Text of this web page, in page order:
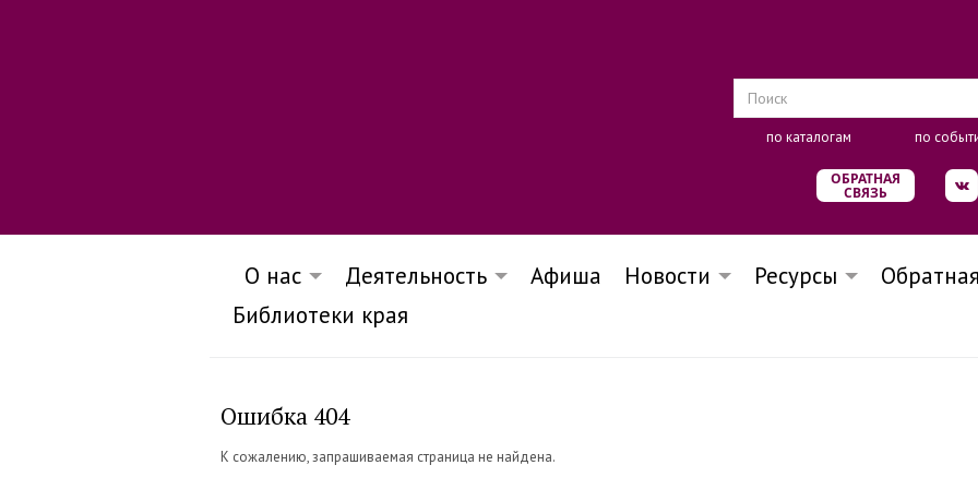
по каталогам по
ОБРАТНАЯ
СВЯЗЬ
О нас Деятельность Афиша Новости Ресурсы
Библиотеки края
Ошибка 404
К сожалению, запрашиваемая страница не найдена.